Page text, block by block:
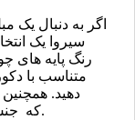
اگر به دنبال یک
سیروا یک
رنگ پایه های
متناسب با
دهید.
که جنس بدنه و کیفیت نشیمن مشخص می شود.